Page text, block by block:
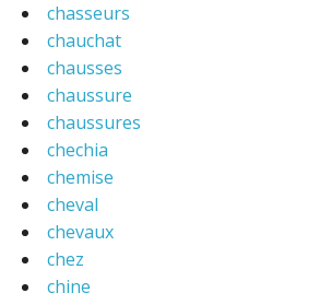
chasseurs
chauchat
chausses
chaussure
chaussures
chechia
chemise
cheval
chevaux
chez
chine